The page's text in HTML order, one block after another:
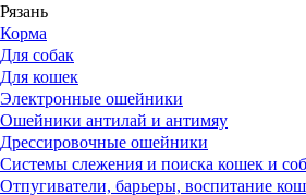
Рязань
Корма
Для собак
Для кошек
Электронные ошейники
Ошейники антилай и антимяу
Дрессировочные ошейники
Системы слежения и поиска кошек и
Отпугиватели, барьеры, воспитание